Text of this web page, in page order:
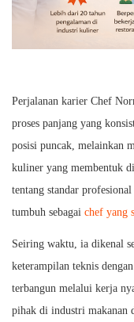
Perjalanan karier Chef
proses panjang yang
posisi puncak, melainkan
kuliner yang membentuk
tentang standar
tumbuh sebagai chef yang
Seiring waktu, ia dikenal
keterampilan teknis
terbangun melalui kerja
pihak di industri makanan